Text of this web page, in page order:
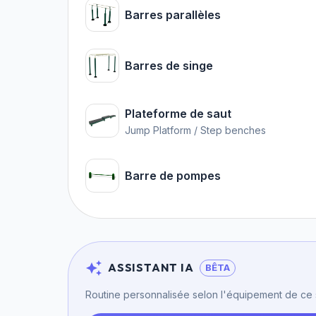
Barres parallèles
Barres de singe
Plateforme de saut
Jump Platform / Step benches
Barre de pompes
ASSISTANT IA BÊTA
Routine personnalisée selon l'équipement de ce